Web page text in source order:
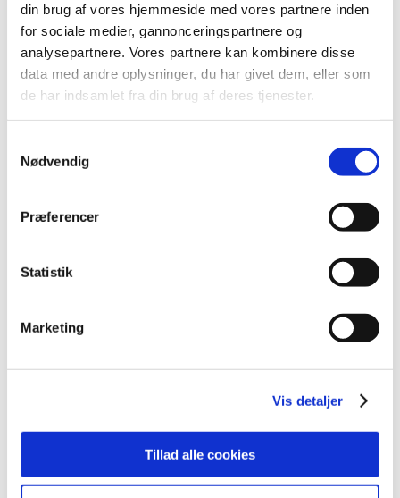
din brug af vores hjemmeside med vores partnere inden
for sociale medier, gannonceringspartnere og
analysepartnere. Vores partnere kan kombinere disse
data med andre oplysninger, du har givet dem, eller som
de har indsamlet fra din brug af deres tjenester.
Nødvendig
Præferencer
Statistik
Marketing
Vis detaljer
Tillad alle cookies
Gennemførelse af personalesamtaler
Dato
12-01-2027 - 12-01-2027
Fagkode
40446
Pris:
654,00 kr.
Fakta
VEU-Godtgørelse og befordringstilskud
Praktiske informationer
Målgruppe
Ledige pladser
0 pladser